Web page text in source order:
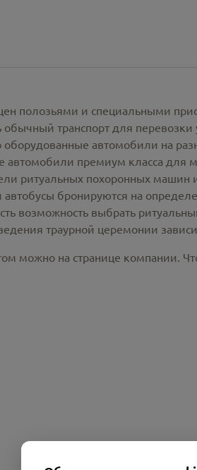
полозьями и специальными
транспорт для
автомобили на
автомобили премиум класса для
ритуальных похоронных машин
бронируются на
возможность выбрать
траурной церемонии
можно на странице компании.